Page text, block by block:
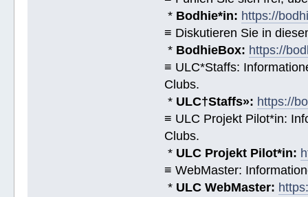
* Bodhie*in: https://
≡ Diskutieren Sie in
* BodhieBox: https://
≡ ULC*Staffs:
Clubs.
* ULC†Staffs»: https://
≡ ULC Projekt Pilot*in:
Clubs.
* ULC Projekt Pilot*in:
≡ WebMaster:
* ULC WebMaster: